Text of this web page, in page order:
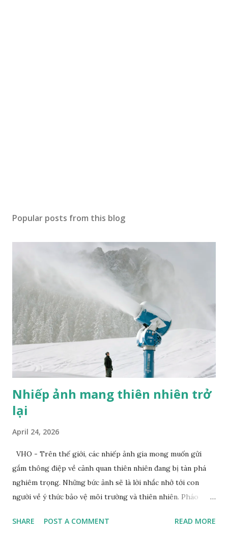
Popular posts from this blog
Nhiếp ảnh mang thiên nhiên trở
lại
April 24, 2026
VHO - Trên thế giới, các nhiếp ảnh gia mong muốn gửi
gắm thông điệp về cảnh quan thiên nhiên đang bị tàn phá
nghiêm trọng. Những bức ảnh sẽ là lời nhắc nhở tới con
người về ý thức bảo vệ môi trường và thiên nhiên. Pháo
Dolomites. Ảnh: Zed Nelson/Institute Khi nhiếp ảnh gia
SHARE POST A COMMENT READ MORE